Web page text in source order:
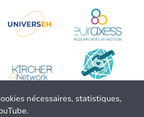
nécessaires, statistiques,